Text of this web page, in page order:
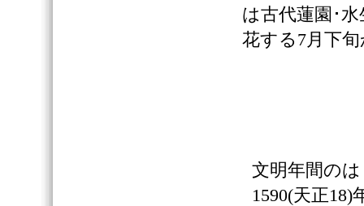
は古代蓮園･
花する7月下
文明年間の
1590(天正18)